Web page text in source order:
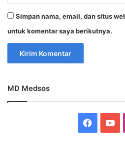
Simpan nama, email, dan situs
untuk komentar saya berikutnya.
MD Medsos